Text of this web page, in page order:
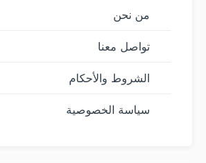
من نحن
تواصل معنا
الشروط والأحكام
سياسة الخصوصية